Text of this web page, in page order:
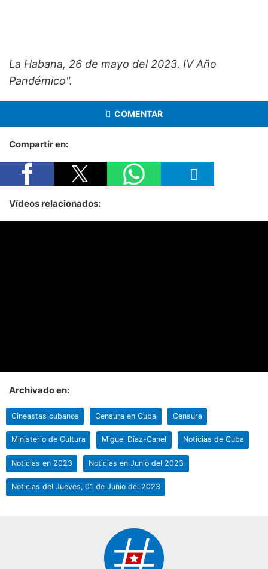
La Habana, 26 de mayo del 2023. IV Año
Pandémico".
COMENTAR
Compartir en:
Vídeos relacionados:
Archivado en:
Cineastas cubanos Censura en Cuba Censura
Ministerio de Cultura Miguel Díaz-Canel Noticias de Cuba
Noticias en 2023 Noticias en Junio del 2023
Noticias del Jueves, 01 de Junio del 2023